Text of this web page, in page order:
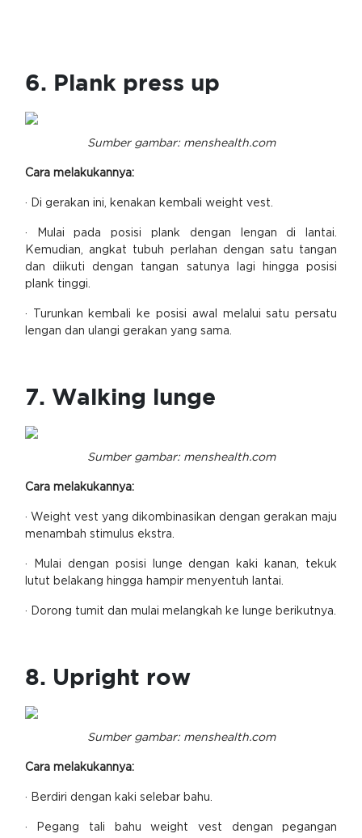
6. Plank press up
Sumber gambar: menshealth.com
Cara melakukannya:
· Di gerakan ini, kenakan kembali weight vest.
· Mulai pada posisi plank dengan lengan di lantai.
Kemudian, angkat tubuh perlahan dengan satu tangan
dan diikuti dengan tangan satunya lagi hingga posisi
plank tinggi.
· Turunkan kembali ke posisi awal melalui satu persatu
lengan dan ulangi gerakan yang sama.
7. Walking lunge
Sumber gambar: menshealth.com
Cara melakukannya:
· Weight vest yang dikombinasikan dengan gerakan maju
menambah stimulus ekstra.
· Mulai dengan posisi lunge dengan kaki kanan, tekuk
lutut belakang hingga hampir menyentuh lantai.
· Dorong tumit dan mulai melangkah ke lunge berikutnya.
8. Upright row
Sumber gambar: menshealth.com
Cara melakukannya:
· Berdiri dengan kaki selebar bahu.
· Pegang tali bahu weight vest dengan pegangan